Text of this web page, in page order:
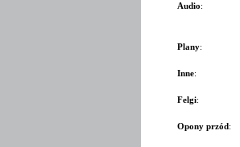
Audio:
Plany:
Inne:
Felgi:
Opony przód: